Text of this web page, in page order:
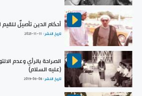
أحكام الدين تأصيلٌ للقيم
تاريخ النشر : 2025-11-11
الصراحة بالرأي وعدم
(عليه السلام)
تاريخ النشر :2019-06-08